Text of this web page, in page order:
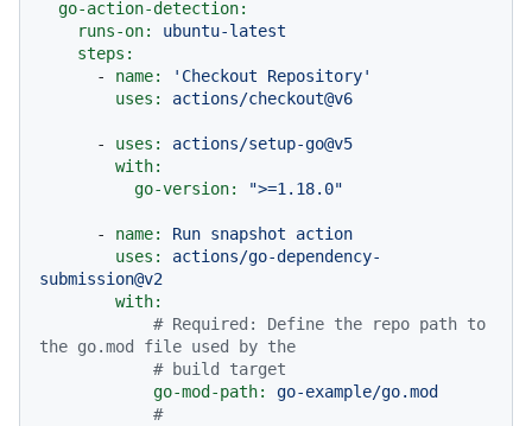
go-action-detection:
runs-on:
ubuntu-latest
steps:
-
name:
'Checkout Repository'
uses:
actions/checkout@v6
- uses:
actions/setup-go@v5
with:
go-version:
">=1.18.0"
- name: Run snapshot
action
uses:
actions/go-dependency-
submission@v2
with:
# Required: Define the repo path to
the go.mod file used by the
# build target
go-mod-path:
go-example/go.mod
#